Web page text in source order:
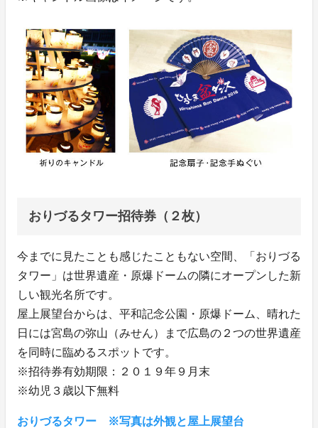
おりづるタワー招待券（２枚）
今までに見たことも感じたこともない空間、「おりづる
タワー」は世界遺産・原爆ドームの隣にオープンした新
しい観光名所です。
屋上展望台からは、平和記念公園・原爆ドーム、晴れた
日には宮島の弥山（みせん）まで広島の２つの世界遺産
を同時に臨めるスポットです。
※招待券有効期限：２０１９年９月末
※幼児３歳以下無料
おりづるタワー ※写真は外観と屋上展望台